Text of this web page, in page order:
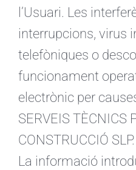
l’Usuari. Les
interrupcions, virus
telefòniques o
funcionament
electrònic per
SERVEIS TÈCNICS
CONSTRUCCIÓ SLP.
La informació